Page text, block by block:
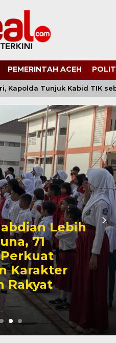
PEMERINTAH ACEH
Tunjuk Kabid TIK
Lebih
71
Karakter
Rakyat